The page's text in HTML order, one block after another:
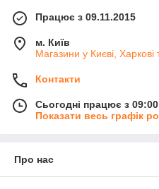
Працює з 09.11.2015
м. Київ
Магазини у Києві, Харкові
Контакти
Сьогодні працює з
Показати весь графік
Про нас